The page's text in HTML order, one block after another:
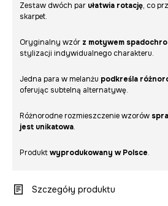
Zestaw dwóch par ułatwia rotację, co
skarpet.
Oryginalny wzór z motywem
stylizacji indywidualnego charakteru.
Jedna para w melanżu podkreśla
oferując subtelną alternatywę.
Różnorodne rozmieszczenie wzorów
jest unikatowa.
Produktwyprodukowany w Polsce.
Szczegóły produktu